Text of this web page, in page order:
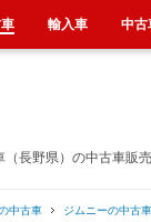
長野県）の中古車販
中古車 ジムニーの中古車
輸入車 中古